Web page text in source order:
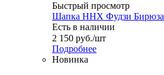
Быстрый просмотр
Шапка ННХ Фудзи Бирюза
Есть в наличии
2 150 руб./шт
Подробнее
Новинка